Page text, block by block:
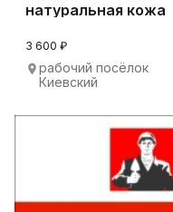
натуральная кожа
3 600 ₽
рабочий посёлок
Киевский